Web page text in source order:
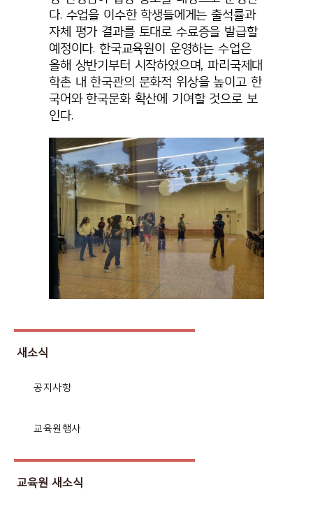
다. 수업을 이수한 학생들에게는 출석률과
자체 평가 결과를 토대로 수료증을 발급할
예정이다. 한국교육원이 운영하는 수업은
올해 상반기부터 시작하였으며, 파리국제대
학촌 내 한국관의 문화적 위상을 높이고 한
국어와 한국문화 확산에 기여할 것으로 보
인다.
새소식
공지사항
교육원행사
교육원 새소식